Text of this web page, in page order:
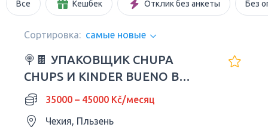
Все Кешбек Отклик без анкеты Без
Сортировка: самые новые
🍭🍫 УПАКОВЩИК CHUPA
CHUPS И KINDER BUENO В
ЧЕХИИ35000 – 45000 Kč/месяц
Чехия, Пльзень